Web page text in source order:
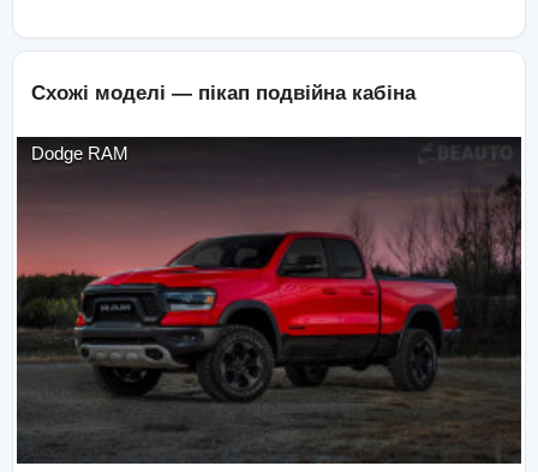
Схожі моделі — пікап подвійна кабіна
Dodge RAM